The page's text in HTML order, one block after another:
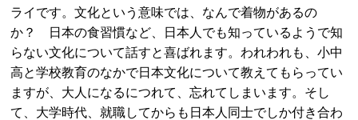
ライです。文化という意味では、なんで着物があるの
か？ 日本の食習慣など、日本人でも知っているようで知
らない文化について話すと喜ばれます。われわれも、小中
高と学校教育のなかで日本文化について教えてもらってい
ますが、大人になるにつれて、忘れてしまいます。そし
て、大学時代、就職してからも日本人同士でしか付き合わ